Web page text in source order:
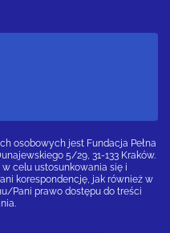
osobowych jest Fundacja Pełna
5/29, 31-133 Kraków.
celu ustosunkowania się i
korespondencję, jak również w
Pani prawo dostępu do treści